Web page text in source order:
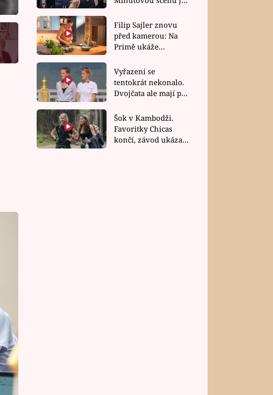
Filip Sajler znovu
před kamerou: Na
Primě ukáže
rychlé recepty
Vyřazení se
tentokrát nekonalo.
Dvojčata ale mají po
závodu nůž na krku
Šok v Kambodži.
Favoritky Chicas
končí, závod ukázal